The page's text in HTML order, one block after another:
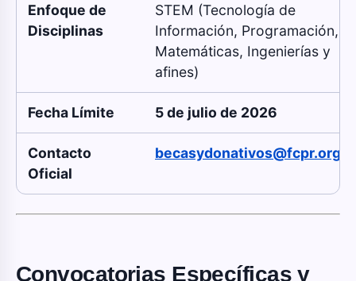
Enfoque de
Disciplinas
STEM (Tecnología de
Información, Programación,
Matemáticas, Ingenierías y
afines)
Fecha Límite 5 de julio de 2026
Contacto
Oficial
becasydonativos@fcpr.org
Convocatorias Específicas y